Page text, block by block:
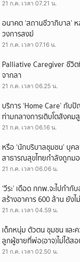
21 ก.ค. เวลา 07.21 น.
อนาคต ‘สถานชีวาภิบาล’
วงการสงฆ์
21 ก.ค. เวลา 07.16 น.
Palliative Caregiver ชีวิ
จากลา
21 ก.ค. เวลา 06.25 น.
บริการ ‘Home Care’ กับ
ท่ามกลางการเติบโตสังคม
21 ก.ค. เวลา 06.16 น.
หรือ ‘นักบริบาลชุมชน’ บุ
สาธารณสุขไทยกำลังถูกม
21 ก.ค. เวลา 06.06 น.
‘วีระ’ เดือด กกพ.จะไปกำกั
สร้างอาคาร 600 ล้าน ยังไ
สรรหากรรมการไม่ครบ 7 คน
21 ก.ค. เวลา 04.59 น.
เด็กหนุ่ม ตัวตน ชุมชน และ
ลูกผู้ชายที่พ่อ(อาจ)ไม่ได้ส
21 ก.ค. เวลา 02.50 น.